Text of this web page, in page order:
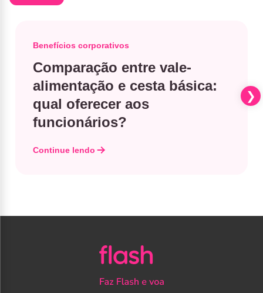
Benefícios corporativos
Comparação entre vale-
alimentação e cesta básica​:
qual oferecer aos
funcionários?
Continue lendo